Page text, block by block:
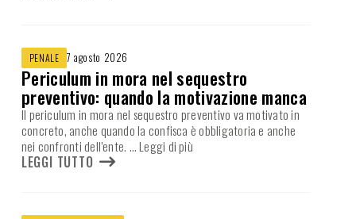
PENALE 7 agosto 2026
Periculum in mora nel sequestro
preventivo: quando la motivazione manca
Il periculum in mora nel sequestro preventivo va motivato in
concreto, anche quando la confisca è obbligatoria e anche
nei confronti dell’ente. … Leggi di più
LEGGI TUTTO